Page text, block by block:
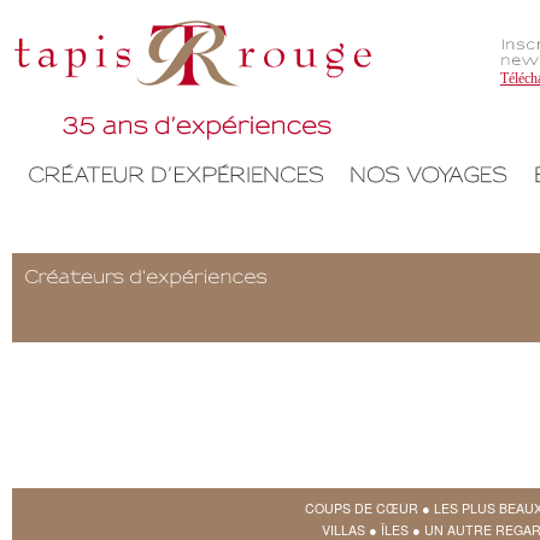
COUPS DE CŒUR ● LES PLUS
VILLAS ● ÎLES ● UN AUTRE